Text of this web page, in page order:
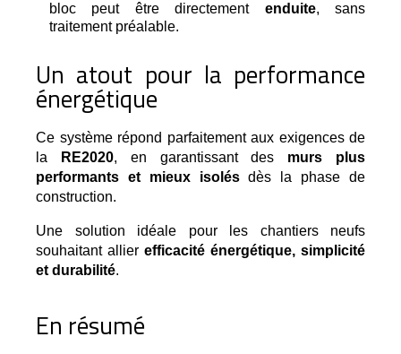
bloc peut être directement enduite, sans
traitement préalable.
Un atout pour la performance
énergétique
Ce système répond parfaitement aux exigences de
la
RE2020, en garantissant des murs plus
performants et mieux isolés dès la phase de
construction.
Une solution idéale pour les chantiers neufs
souhaitant allier efficacité énergétique, simplicité
et durabilité.
En résumé